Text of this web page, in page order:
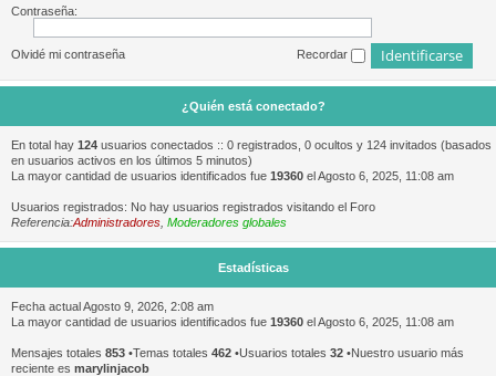
Contraseña:
Olvidé mi contraseña Recordar
¿Quién está conectado?
En total hay 124 usuarios conectados :: 0 registrados, 0 ocultos y 124 invitados (basados
en usuarios activos en los últimos 5 minutos)
La mayor cantidad de usuarios identificados fue 19360 el Agosto 6, 2025, 11:08 am
Usuarios registrados: No hay usuarios registrados visitando el Foro
Referencia:Administradores Moderadores globales
Estadísticas
Fecha actual Agosto 9, 2026, 2:08 am
La mayor cantidad de usuarios identificados fue 19360 el Agosto 6, 2025, 11:08 am
Mensajes totales 853 •Temas totales 462 •Usuarios totales 32 •Nuestro usuario más
reciente es marylinjacob